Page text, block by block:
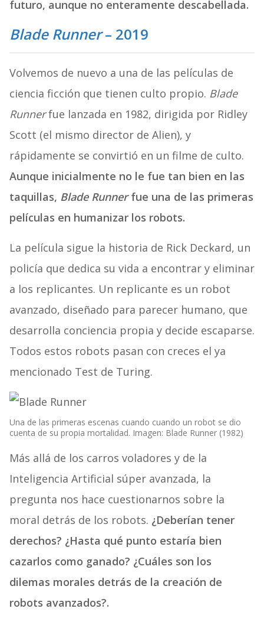
futuro, aunque no enteramente descabellada.
Blade Runner– 2019
Volvemos de nuevo a una de las películas de
ciencia ficción que tienen culto propio. Blade
Runnerfue lanzada en 1982, dirigida por Ridley
Scott (el mismo director de Alien), y
rápidamente se convirtió en un filme de culto.
Aunque inicialmente no le fue tan bien en las
taquillas, Blade Runnerfue una de las primeras
películas en humanizar los robots.
La película sigue la historia de Rick Deckard, un
policía que dedica su vida a encontrar y eliminar
a los replicantes. Un replicante es un robot
avanzado, diseñado para parecer humano, que
desarrolla conciencia propia y decide escaparse.
Todos estos robots pasan con creces el ya
mencionado Test de Turing.
Una de las primeras escenas cuando cuando un robot se dio
cuenta de su propia mortalidad. Imagen: Blade Runner (1982)
Más allá de los carros voladores y de la
Inteligencia Artificial súper avanzada, la
pregunta nos hace cuestionarnos sobre la
moral detrás de los robots. ¿Deberían tener
derechos? ¿Hasta qué punto estaría bien
cazarlos como ganado? ¿Cuáles son los
dilemas morales detrás de la creación de
robots avanzados?.